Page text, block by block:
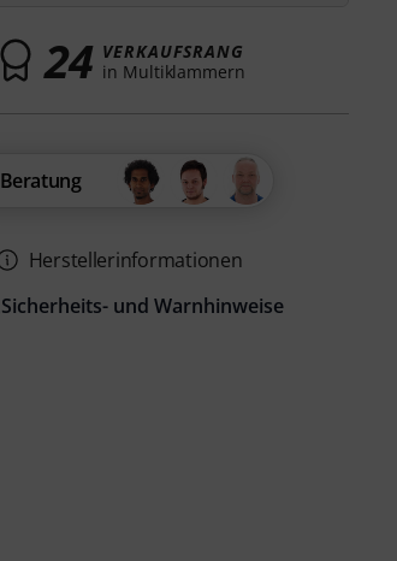
24 VERKAUFSRANG
in Multiklammern
Beratung
Herstellerinformationen
Sicherheits- und Warnhinweise